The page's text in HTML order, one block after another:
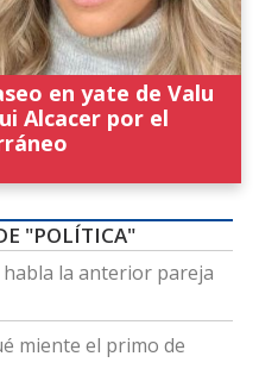
en yate de Valu
Alcacer por el
"POLÍTICA"
la anterior pareja
miente el primo de